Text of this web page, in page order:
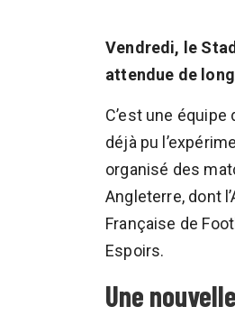
Vendredi, le
attendue de
C’est une
déjà pu
organisé des
Angleterre, dont
Française de
Espoirs.
Une